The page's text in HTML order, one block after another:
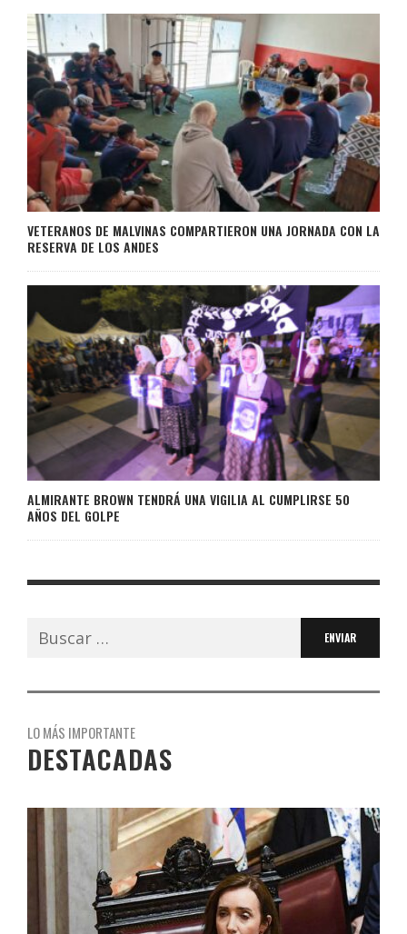
VETERANOS DE MALVINAS COMPARTIERON UNA JORNADA CON LA
RESERVA DE LOS ANDES
ALMIRANTE BROWN TENDRÁ UNA VIGILIA AL CUMPLIRSE 50
AÑOS DEL GOLPE
Buscar:
LO MÁS IMPORTANTE
DESTACADAS